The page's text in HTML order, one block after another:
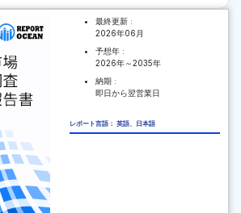
最終更新 :
2026年06月
予想年 :
2026年～2035年
納期 :
即日から翌営業日
レポート言語： 英語、日本語